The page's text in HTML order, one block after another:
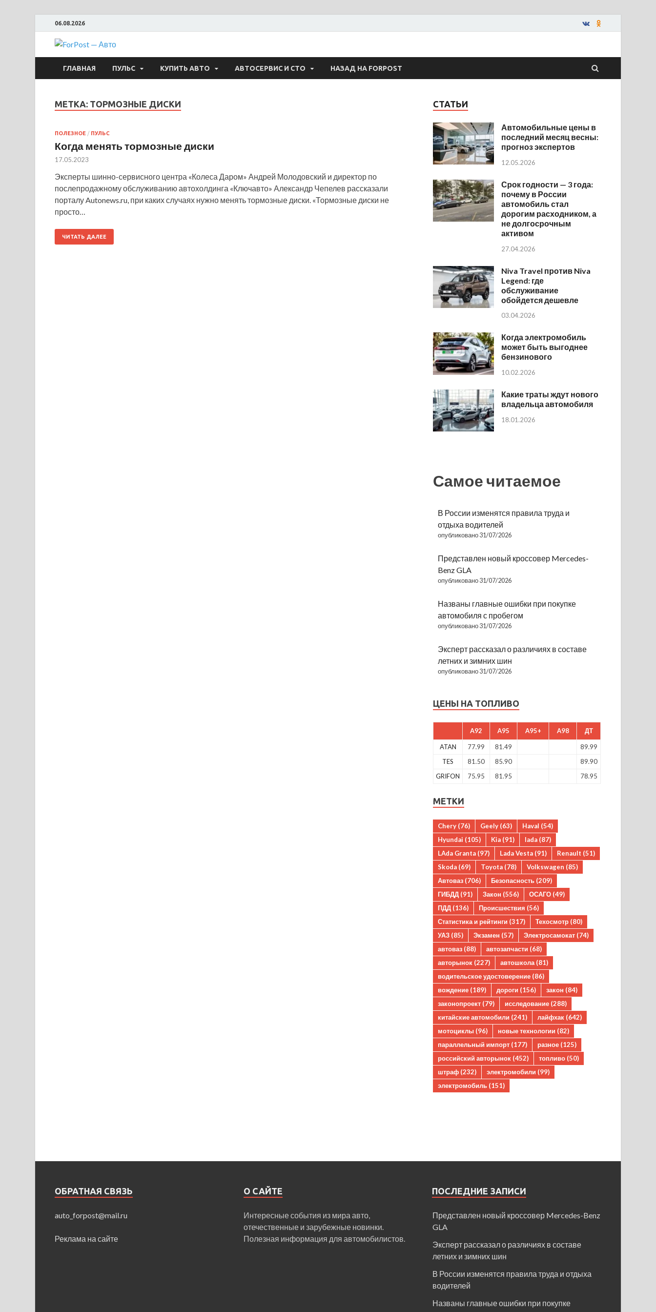
06.08.2026
ForPost — Авто
ГЛАВНАЯ ПУЛЬС КУПИТЬ АВТО АВТОСЕРВИС И СТО НАЗАД НА FORPOST
МЕТКА: ТОРМОЗНЫЕ ДИСКИ
ПОЛЕЗНОЕ / ПУЛЬС
Когда менять тормозные диски
17.05.2023
Эксперты шинно-сервисного центра «Колеса Даром» Андрей Молодовский и директор по
послепродажному обслуживанию автохолдинга «Ключавто» Александр Чепелев рассказали
порталу Autonews.ru, при каких случаях нужно менять тормозные диски. «Тормозные диски не
просто…
ЧИТАТЬ ДАЛЕЕ
СТАТЬИ
Автомобильные цены в
последний месяц весны:
прогноз экспертов
12.05.2026
Срок годности — 3 года:
почему в России
автомобиль стал
дорогим расходником, а
не долгосрочным
активом
27.04.2026
Niva Travel против Niva
Legend: где
обслуживание
обойдется дешевле
03.04.2026
Когда электромобиль
может быть выгоднее
бензинового
10.02.2026
Какие траты ждут нового
владельца автомобиля
18.01.2026
Самое читаемое
В России изменятся правила труда и
отдыха водителей
опубликовано 31/07/2026
Представлен новый кроссовер Mercedes-
Benz GLA
опубликовано 31/07/2026
Названы главные ошибки при покупке
автомобиля с пробегом
опубликовано 31/07/2026
Эксперт рассказал о различиях в составе
летних и зимних шин
опубликовано 31/07/2026
ЦЕНЫ НА ТОПЛИВО
A92 A95 A95+ A98 ДТ
ATAN 77.99 81.49
89.99
TES
81.50 85.90
89.90
GRIFON
75.95 81.95 78.95
МЕТКИ
Chery (76) Geely (63) Haval (54)
Hyundai (105) Kia (91) lada (87)
LAda Granta (97) Lada Vesta (91) Renault (51)
Skoda (69) Toyota (78) Volkswagen (85)
Автоваз (706) Безопасность (209)
ГИБДД (91) Закон (556) ОСАГО (49)
ПДД (136) Происшествия (56)
Статистика и рейтинги (317) Техосмотр (80)
УАЗ (85) Экзамен (57) Электросамокат (74)
автоваз (88) автозапчасти (68)
авторынок (227) автошкола (81)
водительское удостоверение (86)
вождение (189) дороги (156) закон (84)
законопроект (79) исследование (288)
китайские автомобили (241) лайфхак (642)
мотоциклы (96) новые технологии (82)
параллельный импорт (177) разное (125)
российский авторынок (452) топливо (50)
штраф (232) электромобили (99)
электромобиль (151)
ОБРАТНАЯ СВЯЗЬ
auto_forpost@mail.ru
Реклама на сайте
О САЙТЕ
Интересные события из мира авто,
отечественные и зарубежные новинки.
Полезная информация для автомобилистов.
ПОСЛЕДНИЕ ЗАПИСИ
Представлен новый кроссовер Mercedes-Benz
GLA
Эксперт рассказал о различиях в составе
летних и зимних шин
В России изменятся правила труда и отдыха
водителей
Названы главные ошибки при покупке